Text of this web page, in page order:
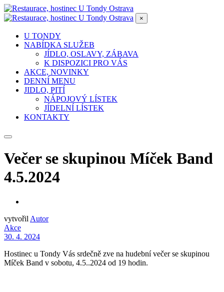
×
U TONDY
NABÍDKA SLUŽEB
JÍDLO, OSLAVY, ZÁBAVA
K DISPOZICI PRO VÁS
AKCE, NOVINKY
DENNÍ MENU
JIDLO, PITÍ
NÁPOJOVÝ LÍSTEK
JÍDELNÍ LÍSTEK
KONTAKTY
Večer se skupinou Míček Band
4.5.2024
vytvořil Autor
Akce
30. 4. 2024
Hostinec u Tondy Vás srdečně zve na hudební večer se skupinou
Míček Band v sobotu, 4.5..2024 od 19 hodin.